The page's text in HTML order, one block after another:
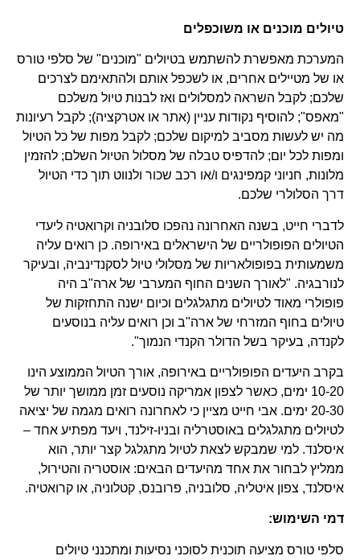
טיולים מוכנים או משוכפלים
המערכת מאפשרת להשתמש בטיולים "מוכנים" של סלפי טורס
או של מטיילים אחרים, או לשכפל אותם ולהתאימם לצרכים
שלכם; לקבל השראה למסלולים ואז לבנות טיול משלכם
"מאפס"; להוסיף נקודות עניין (אתר או אטרקציה); לקבל רעיונות
מה יש לעשות מסביב למיקום שלכם; לקבל מפות של כל הטיול
ומפות לכל יום; להדפיס טבלה של מסלול הטיול השלם; להזמין
מלונות, חניוני קמפינגים ו/או רכב שכור ולנווט תוך כדי הטיול
דרך הסלולרי שלכם.
לדברי חייט, בשנה האחרונה נהפכו סלובניה וקרואטיה ליעדי
הטיולים הפופולריים של הישראלים באירופה. כן רואים עליה
משמעותית בפופולאריות של מסלולי טיול לסקנדינביה, ובעיקר
לנורבגיה. "לאורך השנים החוף המערבי של ארה"ב היה
פופולרי מאוד לטיולים מתגלגלים וכיום ישנה התחזקות של
טיולים בחוף המזרחי של ארה"ב וכן רואים עליה בנוסעים
לקנדה, בעיקר בשל הדולר הקנדי הנמוך".
בקרב היעדים הפופולריים באירופה, אורך הטיול הממוצע הינו
10-20 ימים, כאשר לצפון אמריקה נוסעים זמן ממושך יותר של
20-30 ימים. אבי חייט מציין כי לאחרונה רואים מגמה של יציאה
לטיולים מתגלגלים באוסטרליה ובניו-זילנד, ויעד מפתיע אחד –
איסלנד. למי שמבקש לצאת לטיול מתגלגל קצר יותר, הוא
ממליץ לבחור את אחד מהיעדים הבאים: אוסטריה והטירול,
איסלנד, צפון איטליה, סלובניה, פרובנס, קטלוניה, או קרואטיה.
דמי השימוש:
סלפי טורס מציעה תוכנית לסוכני נסיעות ומתכנני טיולים